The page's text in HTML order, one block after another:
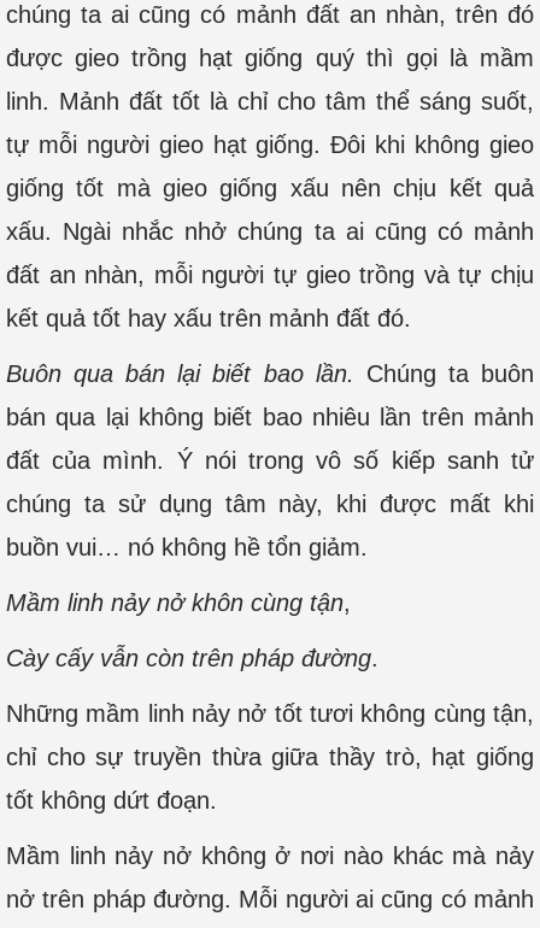
chúng ta ai cũng có mảnh đất an nhàn, trên đó
được gieo trồng hạt giống quý thì gọi là mầm
linh. Mảnh đất tốt là chỉ cho tâm thể sáng suốt,
tự mỗi người gieo hạt giống. Đôi khi không gieo
giống tốt mà gieo giống xấu nên chịu kết quả
xấu. Ngài nhắc nhở chúng ta ai cũng có mảnh
đất an nhàn, mỗi người tự gieo trồng và tự chịu
kết quả tốt hay xấu trên mảnh đất đó.
Buôn qua bán lại biết bao lần. Chúng ta buôn
bán qua lại không biết bao nhiêu lần trên mảnh
đất của mình. Ý nói trong vô số kiếp sanh tử
chúng ta sử dụng tâm này, khi được mất khi
buồn vui… nó không hề tổn giảm.
Mầm linh nảy nở khôn cùng tận,
Cày cấy vẫn còn trên pháp đường.
Những mầm linh nảy nở tốt tươi không cùng tận,
chỉ cho sự truyền thừa giữa thầy trò, hạt giống
tốt không dứt đoạn.
Mầm linh nảy nở không ở nơi nào khác mà nảy
nở trên pháp đường. Mỗi người ai cũng có mảnh